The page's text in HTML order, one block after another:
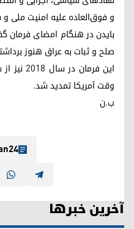
و فوق‌العاده علیه امنیت ملی
بایدن در هنگام امضای فرمان
صلح و ثبات به عراق هنوز
این
وقت آمریکا تمدید شد.
ب.ن
آخرین خبرها